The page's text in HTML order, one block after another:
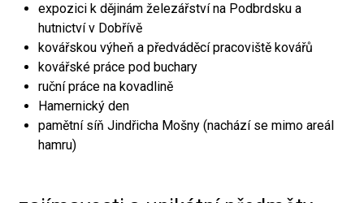
expozici k dějinám železářství na Podbrdsku a
hutnictví v Dobřívě
kovářskou výheň a předváděcí pracoviště kovářů
kovářské práce pod buchary
ruční práce na kovadlině
Hamernický den
pamětní síň Jindřicha Mošny (nachází se mimo areál
hamru)